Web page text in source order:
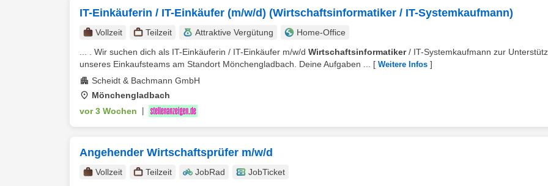
IT-Einkäuferin / IT-Einkäufer (m/w/d) (Wirtschaftsinformatiker / IT-Systemkaufmann)
Vollzeit Teilzeit Attraktive Vergütung
Home-Office
... . Wir suchen dich als IT-Einkäuferin / IT-Einkäufer m/w/d Wirtschaftsinformatiker/ IT-Systemkaufmann zur
unseres Einkaufsteams am Standort Mönchengladbach. Deine Aufgaben ...
[ Weitere Infos ]
Scheidt & Bachmann GmbH
Mönchengladbach
vor 3 Wochen
Angehender Wirtschaftsprüfer m/w/d
Vollzeit Teilzeit JobRad
JobTicket